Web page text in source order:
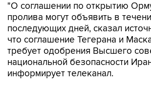
"О соглашении по открытию
пролива могут объявить в
последующих дней, сказал
что соглашение Тегерана и
требует одобрения Высшего
национальной безопасности
информирует телеканал.